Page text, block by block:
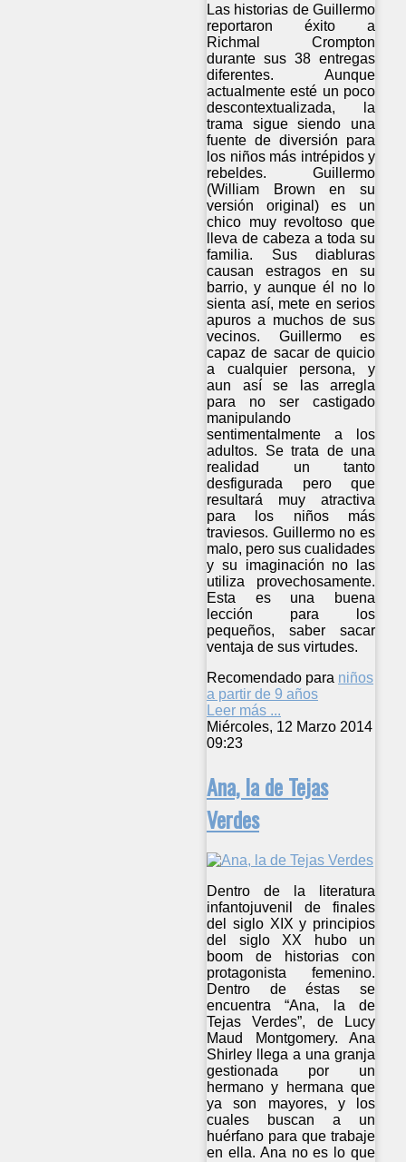
Las historias de Guillermo
reportaron éxito a
Richmal Crompton
durante sus 38 entregas
diferentes. Aunque
actualmente esté un poco
descontextualizada, la
trama sigue siendo una
fuente de diversión para
los niños más intrépidos y
rebeldes. Guillermo
(William Brown en su
versión original) es un
chico muy revoltoso que
lleva de cabeza a toda su
familia. Sus diabluras
causan estragos en su
barrio, y aunque él no lo
sienta así, mete en serios
apuros a muchos de sus
vecinos. Guillermo es
capaz de sacar de quicio
a cualquier persona, y
aun así se las arregla
para no ser castigado
manipulando
sentimentalmente a los
adultos. Se trata de una
realidad un tanto
desfigurada pero que
resultará muy atractiva
para los niños más
traviesos. Guillermo no es
malo, pero sus cualidades
y su imaginación no las
utiliza provechosamente.
Esta es una buena
lección para los
pequeños, saber sacar
ventaja de sus virtudes.
Recomendado para niños
a partir de 9 años
Leer más ...
Miércoles, 12 Marzo 2014
09:23
Ana, la de Tejas
Verdes
Dentro de la literatura
infantojuvenil de finales
del siglo XIX y principios
del siglo XX hubo un
boom de historias con
protagonista femenino.
Dentro de éstas se
encuentra “Ana, la de
Tejas Verdes”, de Lucy
Maud Montgomery. Ana
Shirley llega a una granja
gestionada por un
hermano y hermana que
ya son mayores, y los
cuales buscan a un
huérfano para que trabaje
en ella. Ana no es lo que